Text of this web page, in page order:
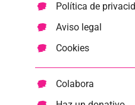
Política de
Aviso legal
Cookies
Colabora